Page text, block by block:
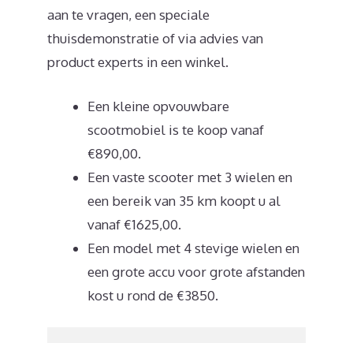
aan te vragen, een speciale
thuisdemonstratie of via advies van
product experts in een winkel.
Een kleine opvouwbare
scootmobiel is te koop vanaf
€890,00.
Een vaste scooter met 3 wielen en
een bereik van 35 km koopt u al
vanaf €1625,00.
Een model met 4 stevige wielen en
een grote accu voor grote afstanden
kost u rond de €3850.